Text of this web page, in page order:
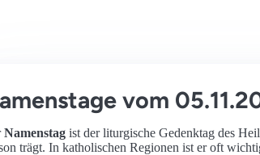
vom
Namenstag ist der liturgische Gedenktag des
trägt. In katholischen Regionen ist er oft